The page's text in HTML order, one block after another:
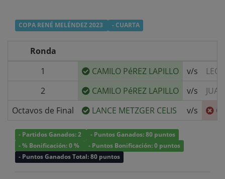
COPA RENÉ MELÉNDEZ 2023 - CUARTA
Ronda
1
CAMILO PéREZ LAPILLO v/s
2
CAMILO PéREZ LAPILLO v/s
Octavos de Final
LANCE METZGER CELIS v/s
- Partidos Ganados: 2
- Puntos Ganados: 80 puntos
- % Bonificación: 0 %
- Puntos Bonificación: 0 puntos
- Puntos Ganados Total: 80 puntos